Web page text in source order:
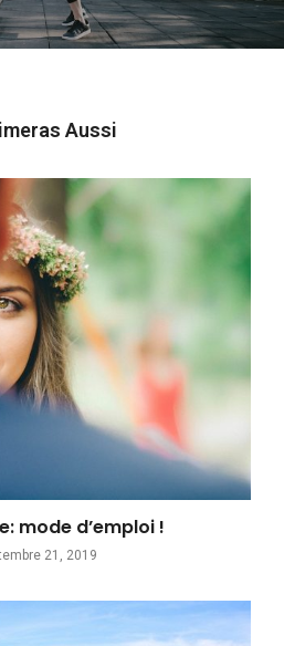
Aussi
mode d’emploi !
21, 2019